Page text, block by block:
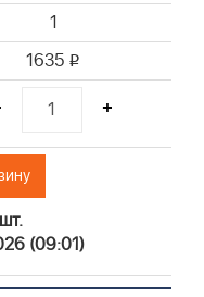
1
1635 i
+
(09:01)